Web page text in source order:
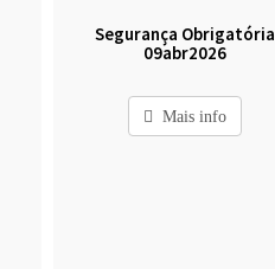
Segurança Obrigatória
09abr2026
Mais info